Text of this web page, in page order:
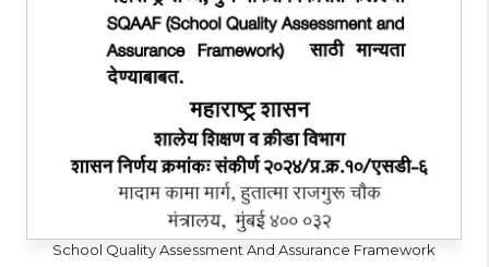
School Quality Assessment And Assurance Framework